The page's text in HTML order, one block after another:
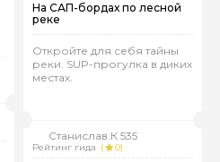
На САП-бордах по лесной
реке
Откройте для себя тайны
реки. SUP-прогулка в диких
местах.
Станислав.К 535
Рейтинг гида (
0)